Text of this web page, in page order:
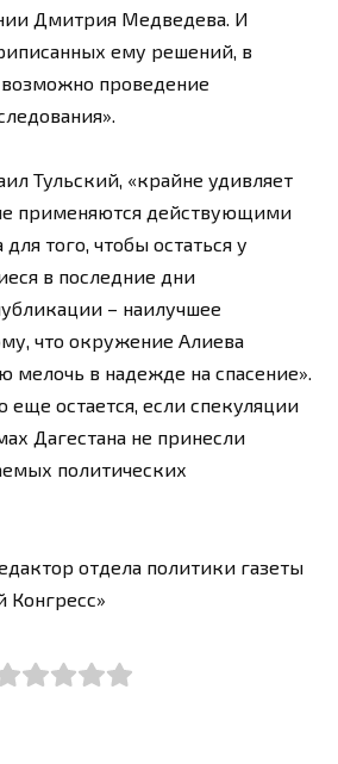
Дмитрия Медведева. И
ему решений, в
проведение
Тульский, «крайне удивляет
применяются действующими
того, чтобы остаться у
в последние дни
– наилучшее
что окружение Алиева
мелочь в надежде на спасение».
еще остается, если спекуляции
Дагестана не принесли
политических
отдела политики газеты
Конгресс»